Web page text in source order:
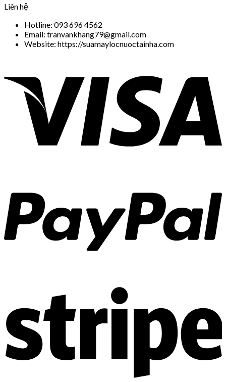
Liên hệ
Hotline: 093 696 4562
Email: tranvankhang79@gmail.com
Website: https://suamaylocnuoctainha.com